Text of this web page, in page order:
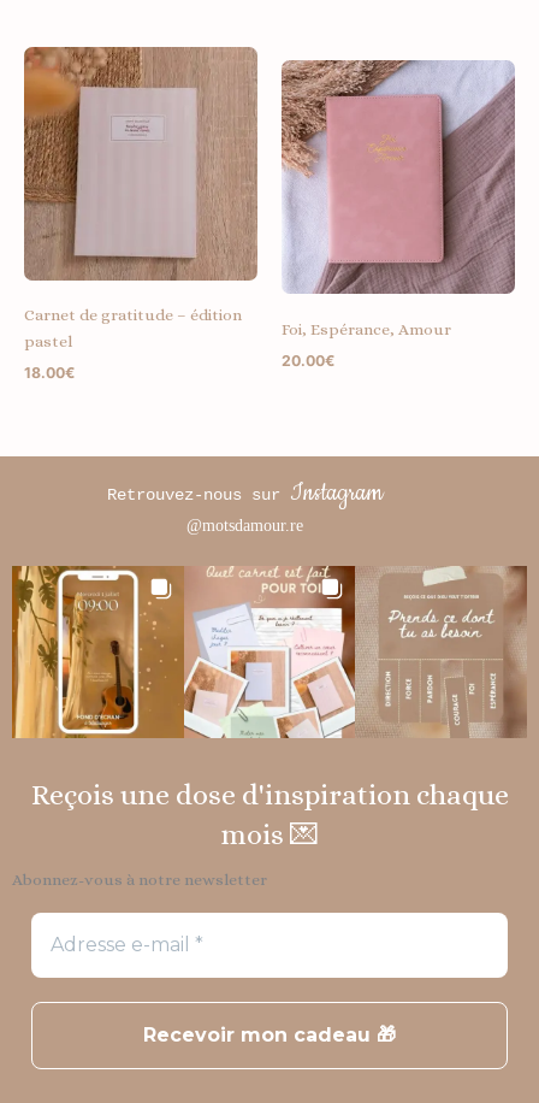
Carnet de gratitude – édition
pastel
18.00€
Foi, Espérance, Amour
20.00€
Retrouvez-nous sur Instagram
@motsdamour.re
Reçois une dose d'inspiration chaque
mois 💌
Abonnez-vous à notre newsletter